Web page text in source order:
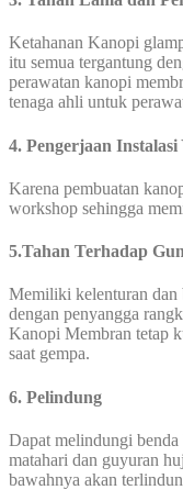
Ketahanan Kanopi
itu semua tergantung
perawatan kanopi
tenaga ahli untuk
4. Pengerjaan Instalasi
Karena pembuatan
workshop sehingga
5.Tahan Terhadap
Memiliki kelenturan dan
dengan penyangga
Kanopi Membran tetap
saat gempa.
6. Pelindung
Dapat melindungi
matahari dan guyuran
bawahnya akan